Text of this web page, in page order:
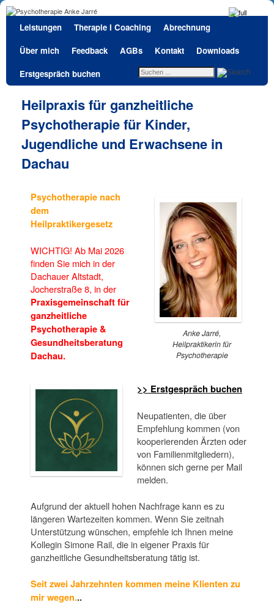
Leistungen Therapie I Coaching
Abrechnung
Über mich
Feedback AGBs Kontakt
Downloads
Erstgespräch buchen
Heilpraxis für ganzheitliche
Psychotherapie für Kinder,
Jugendliche und Erwachsene in
Dachau
Anke Jarré,
Heilpraktikerin für
Psychotherapie
Psychotherapie nach
dem
Heilpraktikergesetz
WICHTIG! Ab Mai 2026
finden Sie mich in der
Dachauer Altstadt,
Jocherstraße 8, in der
Praxisgemeinschaft für
ganzheitliche
Psychotherapie &
Gesundheitsberatung
Dachau.
>> Erstgespräch buchen
Neupatienten, die über
Empfehlung kommen (von
kooperierenden Ärzten oder
von Familienmitgliedern),
können sich gerne per Mail
melden.
Aufgrund der aktuell hohen Nachfrage kann es zu
längeren Wartezeiten kommen. Wenn Sie zeitnah
Unterstützung wünschen, empfehle ich Ihnen meine
Kollegin Simone Rail, die in eigener Praxis für
ganzheitliche Gesundheitsberatung tätig ist.
Seit zwei Jahrzehnten kommen meine Klienten zu
mir wegen...